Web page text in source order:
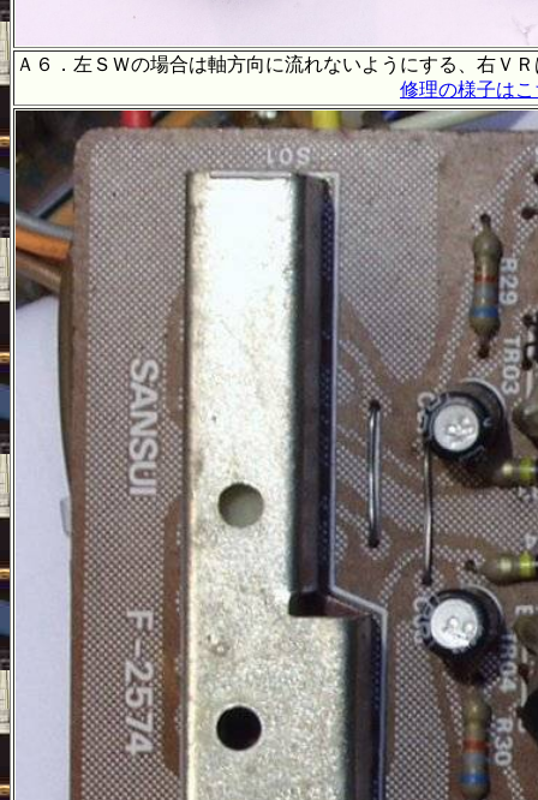
Ａ６．左ＳＷの場合は軸方向に流れないようにする、右Ｖ
修理の様子は